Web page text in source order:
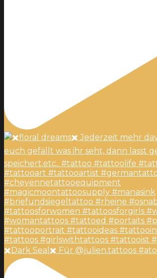
✖️Dark Seal✖️ Für @julien.tattoos #ato